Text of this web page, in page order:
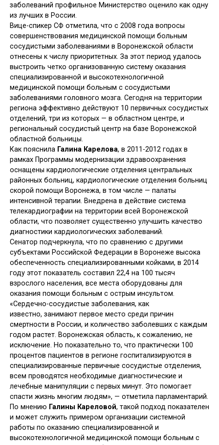
заболеваний профильное Министерство оценило как одну
из лучших в России.
Вице-спикер СФ отметила, что с 2008 года вопросы
совершенствования медицинской помощи больным
сосудистыми заболеваниями в Воронежской области
отнесены к числу приоритетных. За этот период удалось
выстроить четко организованную систему оказания
специализированной и высокотехнологичной
медицинской помощи больным с сосудистыми
заболеваниями головного мозга. Сегодня на территории
региона эффективно действуют 10 первичных сосудистых
отделений, три из которых — в областном центре, и
региональный сосудистый центр на базе Воронежской
областной больницы.
Как пояснила Галина Карелова, в 2011-2012 годах в
рамках Программы модернизации здравоохранения
оснащены кардиологические отделения центральных
районных больниц, кардиологические отделения больниц
скорой помощи Воронежа, в том числе — палаты
интенсивной терапии. Внедрена в действие система
телекардиографии на территории всей Воронежской
области, что позволяет существенно улучшить качество
диагностики кардиологических заболеваний.
Сенатор подчеркнула, что по сравнению с другими
субъектами Российской Федерации в Воронеже высока
обеспеченность специализированными койками, в 2014
году этот показатель составил 22,4 на 100 тысяч
взрослого населения, все места оборудованы для
оказания помощи больным с острым инсультом.
«Сердечно-сосудистые заболевания, как
известно, занимают первое место среди причин
смертности в России, и количество заболевших с каждым
годом растет. Воронежская область, к сожалению, не
исключение. Но показательно то, что практически 100
процентов пациентов в регионе госпитализируются в
специализированные первичные сосудистые отделения,
всем проводятся необходимые диагностические и
лечебные манипуляции с первых минут. Это помогает
спасти жизнь многим людям», — отметила парламентарий.
По мнению Галины Кареловой, такой подход показателен
и может служить примером организации системной
работы по оказанию специализированной и
высокотехнологичной медицинской помощи больным с